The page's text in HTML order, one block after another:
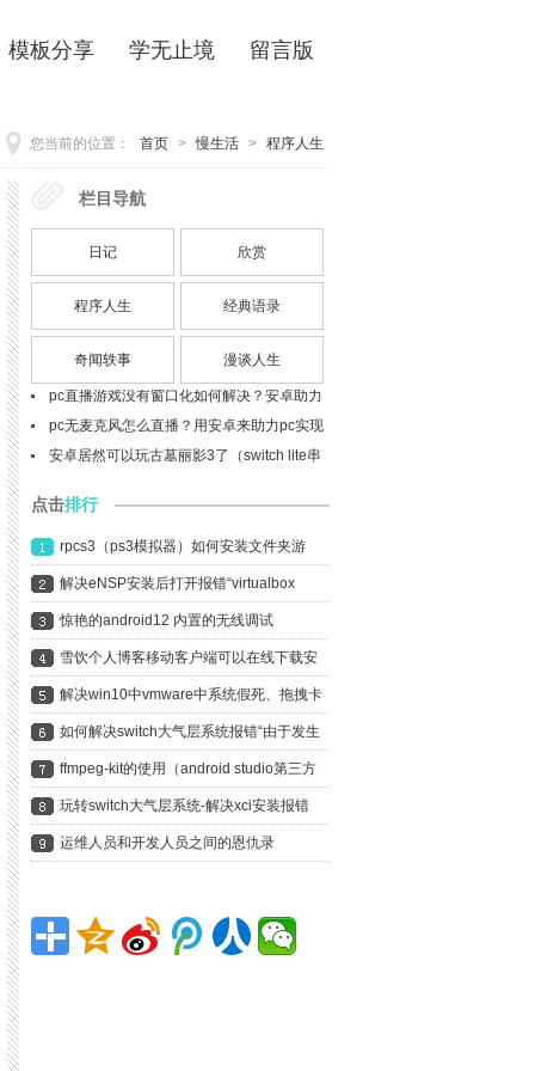
模板分享 学无止境 留言版
您当前的位置： 首页 > 慢生活 > 程序人生
栏目导航
日记 欣赏
程序人生 经典语录
奇闻轶事 漫谈人生
最新
p27 - 英语写作必备句型模板（29个核心句
型及应用示例）
软件之外的造物革命：实体开发语言的未来
什么是清浊辅音同化现象？bags该如何发
音？
telephone与phone以及mobile的区别与联
系？细节解析
pc直播游戏没有窗口化如何解决？安卓助力
窗口化问题解决(spacedesk扩展屏的使用，
安卓做为显示器)(目前最佳实践)
pc直播游戏没有窗口化如何解决？安卓助力
窗口化问题解决(ev扩展屏的使用，安卓做为
显示器)
pc无麦克风怎么直播？用安卓来助力pc实现
直播开麦吧
安卓居然可以玩古墓丽影3了（switch lite串
点击排行
rpcs3（ps3模拟器）如何安装文件夹游
戏？以龙剑3为例手把手教你
解决eNSP安装后打开报错“virtualbox
version is not supported”
惊艳的android12 内置的无线调试
雪饮个人博客移动客户端可以在线下载安
装啦
解决win10中vmware中系统假死、拖拽卡
死、鼠标无响应
如何解决switch大气层系统报错“由于发生
错误，软件已关闭”？
ffmpeg-kit的使用（android studio第三方
庫、依賴的使用）編譯安卓libx264編譯輸
出aar
玩转switch大气层系统-解决xci安装报错
ERRORS FOUND DURING FILE
运维人员和开发人员之间的恩仇录